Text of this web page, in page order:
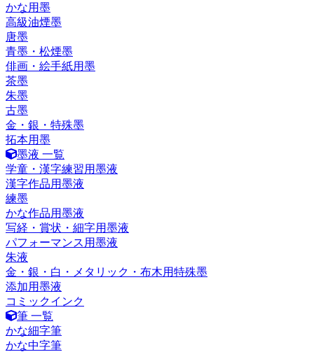
かな用墨
高級油煙墨
唐墨
青墨・松煙墨
俳画・絵手紙用墨
茶墨
朱墨
古墨
金・銀・特殊墨
拓本用墨
墨液 一覧
学童・漢字練習用墨液
漢字作品用墨液
練墨
かな作品用墨液
写経・賞状・細字用墨液
パフォーマンス用墨液
朱液
金・銀・白・メタリック・布木用特殊墨
添加用墨液
コミックインク
筆 一覧
かな細字筆
かな中字筆